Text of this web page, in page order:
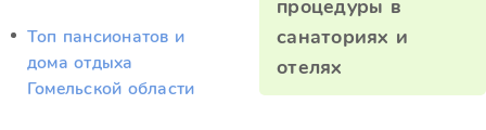
Топ пансионатов и
дома отдыха
Гомельской области
процедуры в
санаториях и
отелях